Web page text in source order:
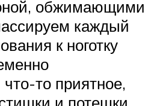
обжимающими
каждый
к ноготку
что-то приятное,